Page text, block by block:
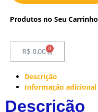
Produtos no Seu Carrinho
R$ 0,00 0
Descrição
Informação adicional
Descrição